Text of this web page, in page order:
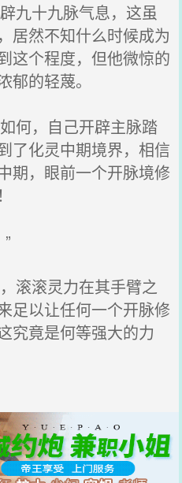
九十九脉气息，这虽
居然不知什么时候成为
这个程度，但他微惊的
郁的轻蔑。
何，自己开辟主脉踏
了化灵中期境界，相信
期，眼前一个开脉境修
滚滚灵力在其手臂之
足以让任何一个开脉修
究竟是何等强大的力